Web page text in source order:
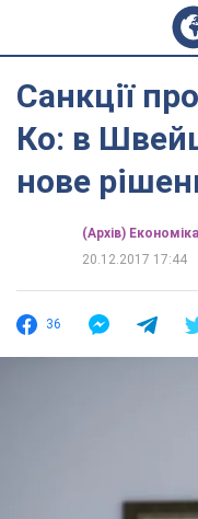
Санкції
Ко: в
нове
(Архів) Економіка
20.12.2017 17:44
36